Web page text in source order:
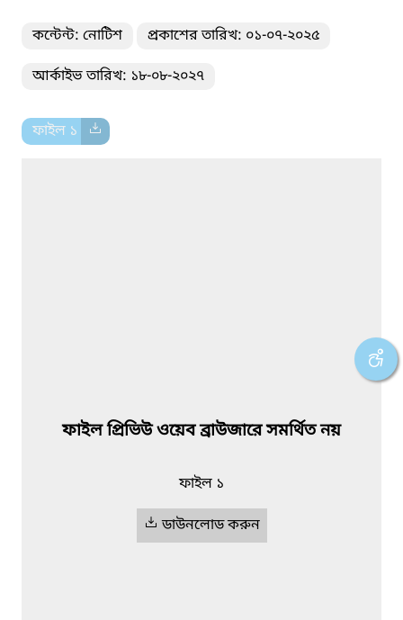
কন্টেন্ট: নোটিশ প্রকাশের তারিখ: ০১-০৭-২০২৫
আর্কাইভ তারিখ: ১৮-০৮-২০২৭
ফাইল ১
ফাইল প্রিভিউ ওয়েব ব্রাউজারে সমর্থিত নয়
ফাইল ১
ডাউনলোড করুন